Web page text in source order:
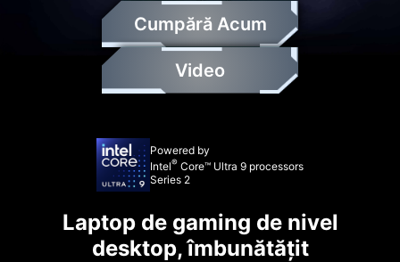
Cumpără Acum
Video
Powered by
Intel® Core™ Ultra 9 processors
Series 2
Laptop de gaming de nivel
desktop, îmbunătățit